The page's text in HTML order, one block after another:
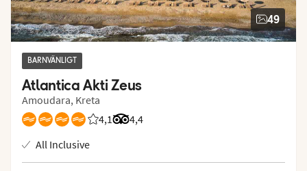
49
BARNVÄNLIGT
Atlantica Akti Zeus
Amoudara, Kreta
4,1
Betyg från Vings gäster: 4.1/5
4,4
Betyg från Tripadvisor: 4.4 of 5
All Inclusive